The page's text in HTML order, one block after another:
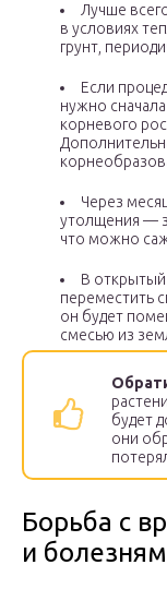
Лучше
в условиях
грунт,
Если
нужно
корневого
Через
утолщения —
что можно
В
переместить
он будет
смесью из
будет
они
Борьба с
и